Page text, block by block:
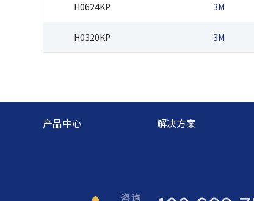
H0624KP 3M
H0320KP 3M
产品中心 解决方案